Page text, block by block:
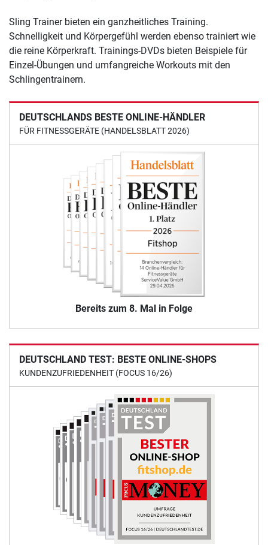
DEUTSCHLANDS BESTE ONLINE-HÄNDLER
FÜR FITNESSGERÄTE (HANDELSBLATT 2026)
Bereits zum 8. Mal in Folge
DEUTSCHLAND TEST: BESTE ONLINE-SHOPS
KUNDENZUFRIEDENHEIT (FOCUS 16/26)
Sling Trainer bieten ein ganzheitliches Training.
Schnelligkeit und Körpergefühl werden ebenso trainiert wie
die reine Körperkraft. Trainings-DVDs bieten Beispiele für
Einzel-Übungen und umfangreiche Workouts mit den
Schlingentrainern.